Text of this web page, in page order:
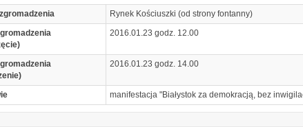
Rynek Kościuszki (od strony fontanny)
2016.01.23 godz. 12.00
2016.01.23 godz. 14.00
manifestacja "Białystok za demokracją, bez